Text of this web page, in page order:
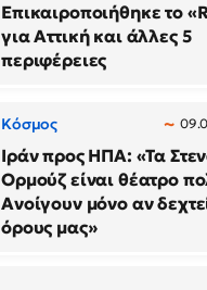
Επικαιροποιήθηκε το
για Αττική και άλλες 5
περιφέρειες
Κόσμος
Ιράν προς ΗΠΑ: «Τα
Ορμούζ είναι θέατρο
Ανοίγουν μόνο αν
όρους μας»